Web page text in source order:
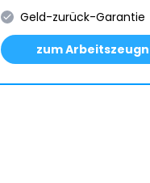
Geld-zurück-Garantie
zum